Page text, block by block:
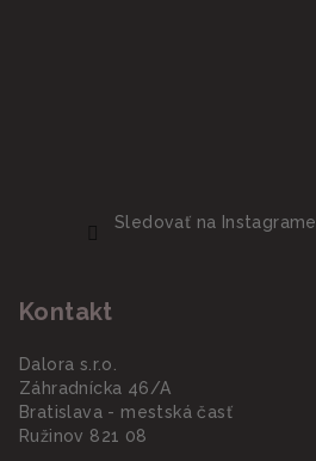
Sledovať na Instagrame
Kontakt
Dalora s.r.o.
Záhradnícka 46/A
Bratislava - mestská časť
Ružinov 821 08